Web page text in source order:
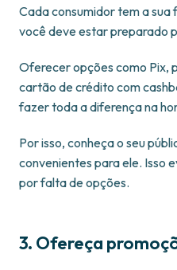
Cada consumidor tem a
você deve estar preparado
Oferecer opções como Pix,
cartão de crédito com
fazer toda a diferença na
Por isso, conheça o seu
convenientes para ele. Isso
por falta de opções.
3. Ofereça